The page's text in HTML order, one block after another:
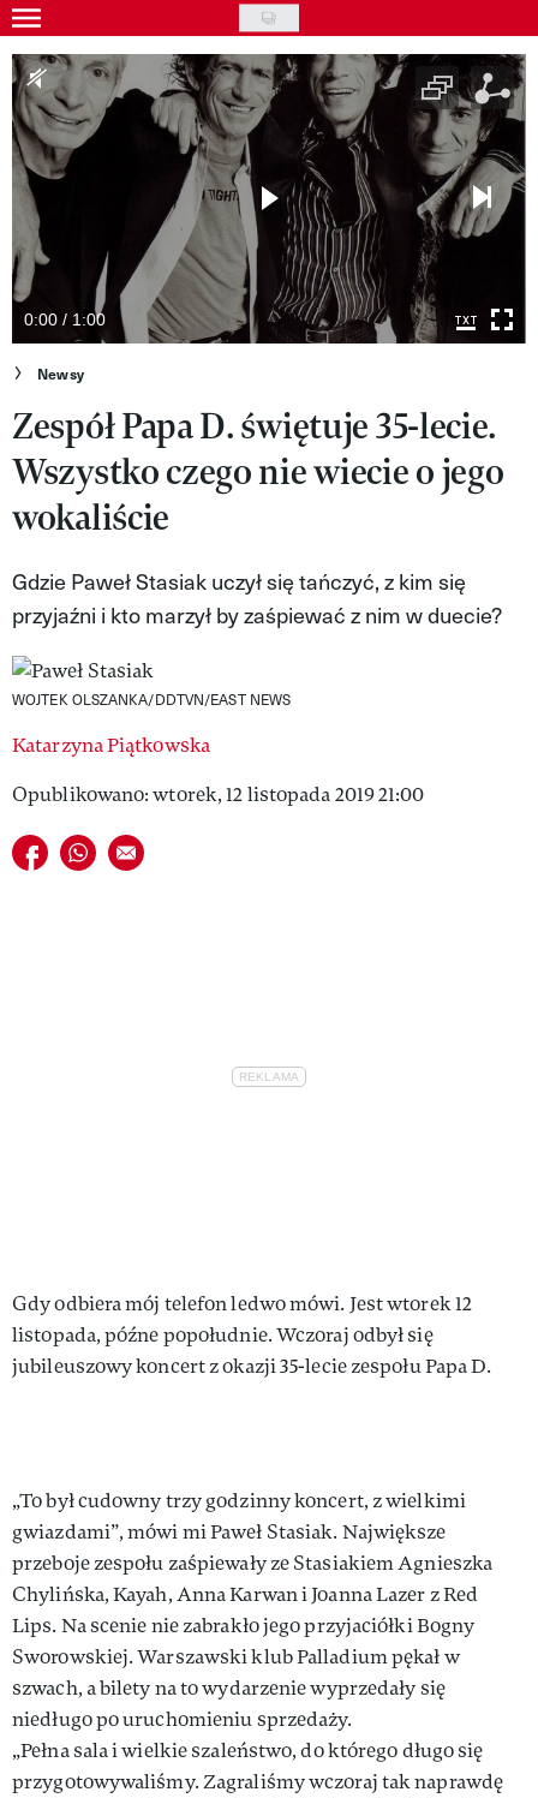
Skip
to
main
content
Gwiazdy
Ludzie
Moda
Uroda
Styl życia
Kultura
Wideo
Nasze akcje
VIVA!ART
VIVA!MODA
VIVA!MAN
VIVA!PEOPLE POWER
0:00 / 1:00
Newsy
Zespół Papa D. świętuje 35-lecie.
Wszystko czego nie wiecie o jego
wokaliście
Gdzie Paweł Stasiak uczył się tańczyć, z kim się
przyjaźni i kto marzył by zaśpiewać z nim w duecie?
WOJTEK OLSZANKA/DDTVN/EAST NEWS
Katarzyna Piątkowska
Opublikowano: wtorek, 12 listopada 2019 21:00
Udostępnij na facebook
Udostępnij na whatsapp
E-mail do przyjaciela
Gdy odbiera mój telefon ledwo mówi. Jest wtorek 12
listopada, późne popołudnie. Wczoraj odbył się
jubileuszowy koncert z okazji 35-lecie zespołu Papa D.
„To był cudowny trzy godzinny koncert, z wielkimi
gwiazdami”, mówi mi Paweł Stasiak. Największe
przeboje zespołu zaśpiewały ze Stasiakiem Agnieszka
Chylińska, Kayah, Anna Karwan i Joanna Lazer z Red
Lips. Na scenie nie zabrakło jego przyjaciółki Bogny
Sworowskiej. Warszawski klub Palladium pękał w
szwach, a bilety na to wydarzenie wyprzedały się
niedługo po uruchomieniu sprzedaży.
„Pełna sala i wielkie szaleństwo, do którego długo się
przygotowywaliśmy. Zagraliśmy wczoraj tak naprawdę